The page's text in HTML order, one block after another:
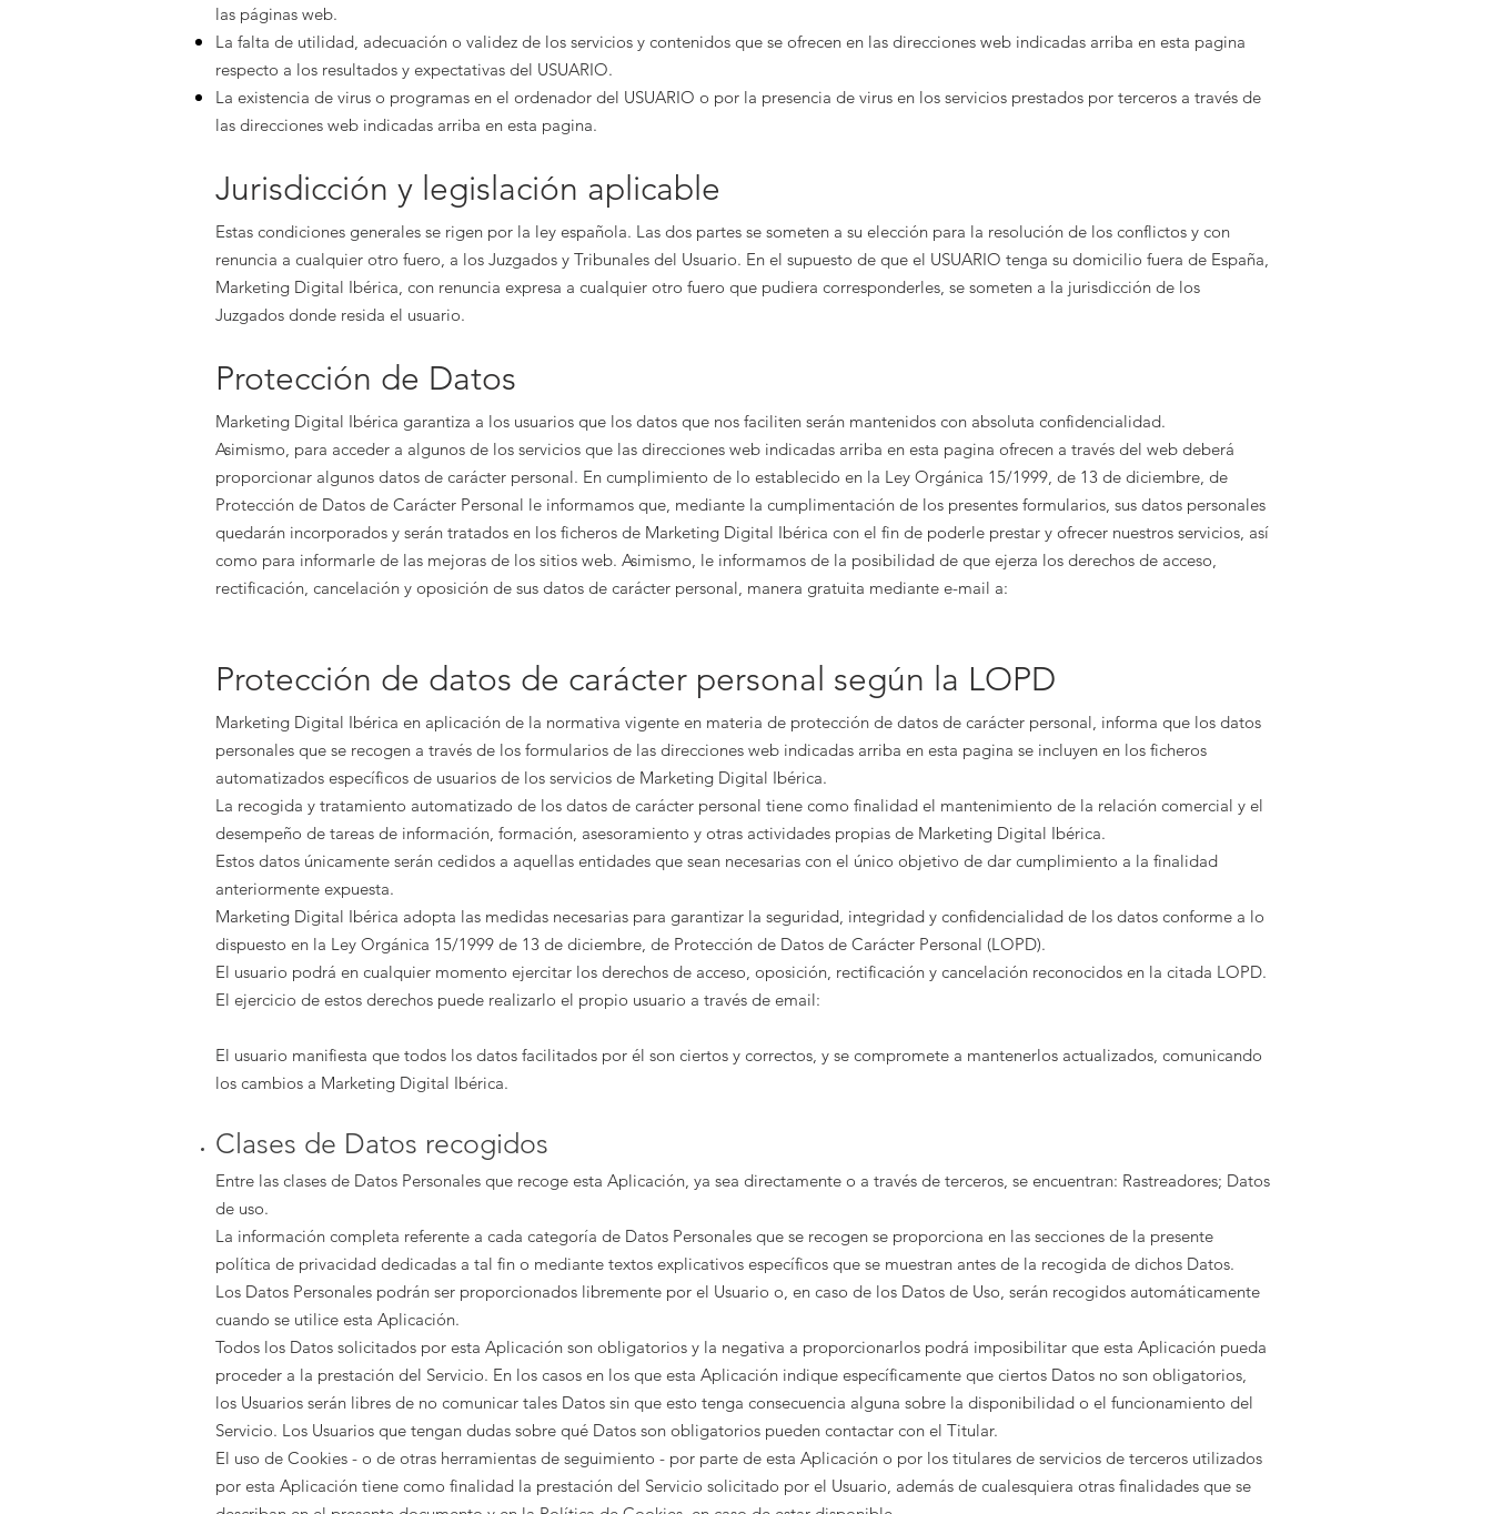
las páginas web.
La falta de utilidad, adecuación o validez de los servicios y contenidos que se ofrecen en las direcciones web indicadas arriba en esta pagina
respecto a los resultados y expectativas del USUARIO.
La existencia de virus o programas en el ordenador del USUARIO o por la presencia de virus en los servicios prestados por terceros a través de
las direcciones web indicadas arriba en esta pagina.
Jurisdicción y legislación aplicable
Estas condiciones generales se rigen por la ley española. Las dos partes se someten a su elección para la resolución de los conflictos y con
renuncia a cualquier otro fuero, a los Juzgados y Tribunales del Usuario. En el supuesto de que el USUARIO tenga su domicilio fuera de España,
Marketing Digital Ibérica, con renuncia expresa a cualquier otro fuero que pudiera corresponderles, se someten a la jurisdicción de los
Juzgados donde resida el usuario.
Protección de Datos
Marketing Digital Ibérica garantiza a los usuarios que los datos que nos faciliten serán mantenidos con absoluta confidencialidad.
Asimismo, para acceder a algunos de los servicios que las direcciones web indicadas arriba en esta pagina ofrecen a través del web deberá
proporcionar algunos datos de carácter personal. En cumplimiento de lo establecido en la Ley Orgánica 15/1999, de 13 de diciembre, de
Protección de Datos de Carácter Personal le informamos que, mediante la cumplimentación de los presentes formularios, sus datos personales
quedarán incorporados y serán tratados en los ficheros de Marketing Digital Ibérica con el fin de poderle prestar y ofrecer nuestros servicios, así
como para informarle de las mejoras de los sitios web. Asimismo, le informamos de la posibilidad de que ejerza los derechos de acceso,
rectificación, cancelación y oposición de sus datos de carácter personal, manera gratuita mediante e-mail a:
Protección de datos de carácter personal según la LOPD
Marketing Digital Ibérica en aplicación de la normativa vigente en materia de protección de datos de carácter personal, informa que los datos
personales que se recogen a través de los formularios de las direcciones web indicadas arriba en esta pagina se incluyen en los ficheros
automatizados específicos de usuarios de los servicios de Marketing Digital Ibérica.
La recogida y tratamiento automatizado de los datos de carácter personal tiene como finalidad el mantenimiento de la relación comercial y el
desempeño de tareas de información, formación, asesoramiento y otras actividades propias de Marketing Digital Ibérica.
Estos datos únicamente serán cedidos a aquellas entidades que sean necesarias con el único objetivo de dar cumplimiento a la finalidad
anteriormente expuesta.
Marketing Digital Ibérica adopta las medidas necesarias para garantizar la seguridad, integridad y confidencialidad de los datos conforme a lo
dispuesto en la Ley Orgánica 15/1999 de 13 de diciembre, de Protección de Datos de Carácter Personal (LOPD).
El usuario podrá en cualquier momento ejercitar los derechos de acceso, oposición, rectificación y cancelación reconocidos en la citada LOPD.
El ejercicio de estos derechos puede realizarlo el propio usuario a través de email:
El usuario manifiesta que todos los datos facilitados por él son ciertos y correctos, y se compromete a mantenerlos actualizados, comunicando
los cambios a Marketing Digital Ibérica.
Clases de Datos recogidos
Entre las clases de Datos Personales que recoge esta Aplicación, ya sea directamente o a través de terceros, se encuentran: Rastreadores; Datos
de uso.
La información completa referente a cada categoría de Datos Personales que se recogen se proporciona en las secciones de la presente
política de privacidad dedicadas a tal fin o mediante textos explicativos específicos que se muestran antes de la recogida de dichos Datos.
Los Datos Personales podrán ser proporcionados libremente por el Usuario o, en caso de los Datos de Uso, serán recogidos automáticamente
cuando se utilice esta Aplicación.
Todos los Datos solicitados por esta Aplicación son obligatorios y la negativa a proporcionarlos podrá imposibilitar que esta Aplicación pueda
proceder a la prestación del Servicio. En los casos en los que esta Aplicación indique específicamente que ciertos Datos no son obligatorios,
los Usuarios serán libres de no comunicar tales Datos sin que esto tenga consecuencia alguna sobre la disponibilidad o el funcionamiento del
Servicio. Los Usuarios que tengan dudas sobre qué Datos son obligatorios pueden contactar con el Titular.
El uso de Cookies - o de otras herramientas de seguimiento - por parte de esta Aplicación o por los titulares de servicios de terceros utilizados
por esta Aplicación tiene como finalidad la prestación del Servicio solicitado por el Usuario, además de cualesquiera otras finalidades que se